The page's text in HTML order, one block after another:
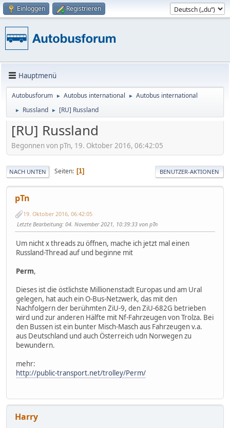
Einloggen Registrieren
Hauptmenü
Autobusforum ► Autobus international ► Autobus international
► Russland ► [RU] Russland
[RU] Russland
Begonnen von pTn, 19. Oktober 2016, 06:42:05
NACH UNTEN Seiten 1 BENUTZER-AKTIONEN
pTn
19. Oktober 2016, 06:42:05
Letzte Bearbeitung: 04. November 2021, 10:39:33 von pTn
Um nicht x threads zu öffnen, mache ich jetzt mal einen
Russland-Thread auf und beginne mit
Perm,
Dieses ist die östlichste Millionenstadt Europas und am Ural
gelegen, hat auch ein O-Bus-Netzwerk, das mit den
Nachfolgern der berühmten ZiU-9, den ZiU-682G betrieben
wird und zur anderen Hälfte mit Nf-Fahrzeugen von Trolza. Bei
den Bussen ist ein bunter Misch-Masch aus Fahrzeugen v.a.
aus Deutschland und auch Österreich udn Norwegen zu
bewundern.
mehr:
http://public-transport.net/trolley/Perm/
Harry